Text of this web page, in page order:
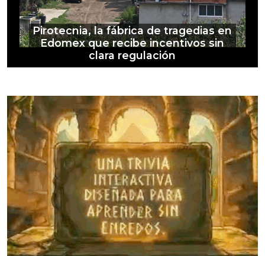
Pirotecnia, la fábrica de tragedias en
Edomex que recibe incentivos sin
clara regulación